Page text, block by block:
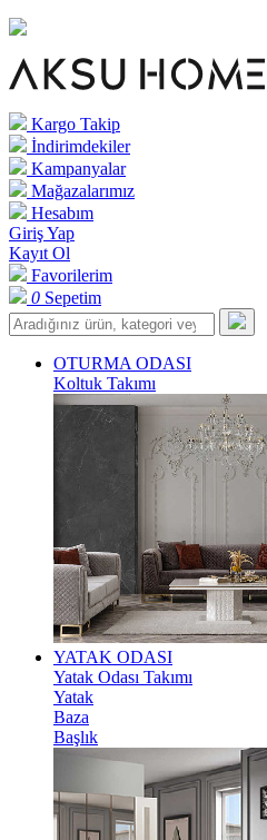
Kargo Takip
İndirimdekiler
Kampanyalar
Mağazalarımız
Hesabım
Giriş Yap
Kayıt Ol
Favorilerim
0 Sepetim
OTURMA ODASI
Koltuk Takımı
YATAK ODASI
Yatak Odası Takımı
Yatak
Baza
Başlık